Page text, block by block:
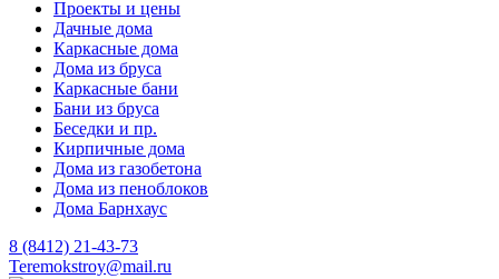
Проекты и цены
Дачные дома
Каркасные дома
Дома из бруса
Каркасные бани
Бани из бруса
Беседки и пр.
Кирпичные дома
Дома из газобетона
Дома из пеноблоков
Дома Барнхаус
8 (8412) 21-43-73
Teremokstroy@mail.ru